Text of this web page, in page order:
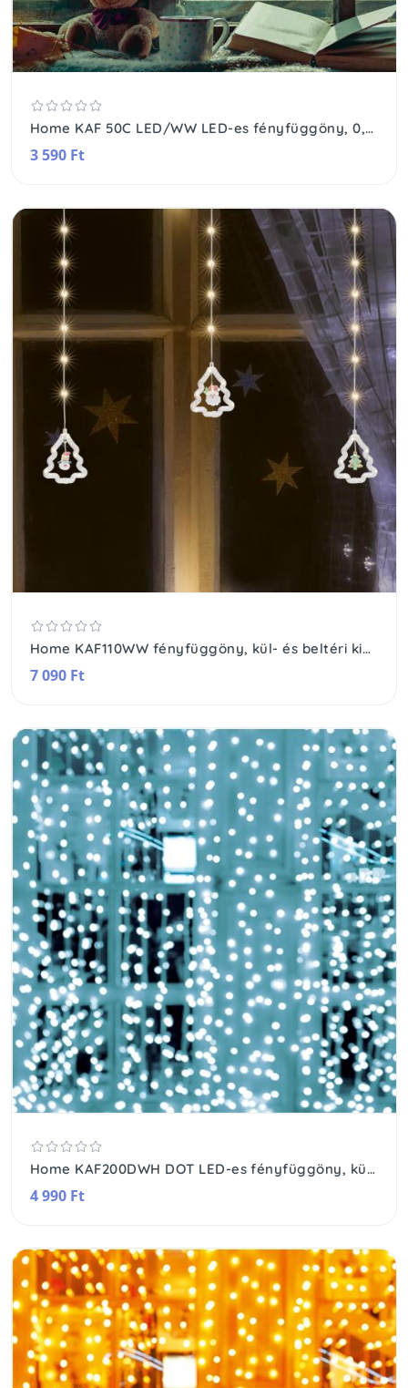
Home KAF 50C LED/WW LED-es fényfüggöny, 0,81 m / 50 db melegfehér LED, fehér vezeték, álló fényű, hálózati adapter, beltéri kivitel
3 590 Ft
Home KAF110WW fényfüggöny, kül- és beltéri kivitel, 2,7 méter, 110 db melegfehér microLED, Mikulás és hóember figurák
7 090 Ft
Home KAF200DWH DOT LED-es fényfüggöny, kül- és beltéri kivitel, 200db hidegfehér LED, 2m x 2 m, választható ismétlődő időzítés
4 990 Ft